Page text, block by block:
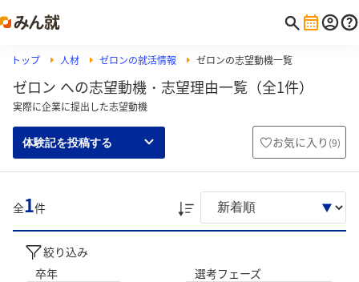
トップ 人材 ゼロンの就活情報 ゼロンの志望動機一覧
ゼロン への志望動機・志望理由一覧（全1件）
実際に企業に提出した志望動機
体験記を投稿する お気に入り (9)
全1件
絞り込み
卒年
選考フェーズ